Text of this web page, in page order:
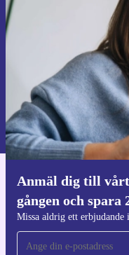
Anmäl dig till
gången och spara
Missa aldrig ett erbjudande
Missa
Information om
Integritetspolicy
För